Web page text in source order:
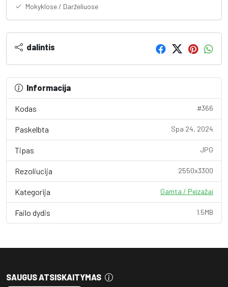
Mokyklose / Darželiuose
dalintis
Informacija
Kodas #366
Paskelbta Spa 24, 2024
Tipas JPG
Rezoliucija 2550x3300
Kategorija Gamta / Peizažai
Failo dydis 1.5MB
SAUGUS ATSISKAITYMAS